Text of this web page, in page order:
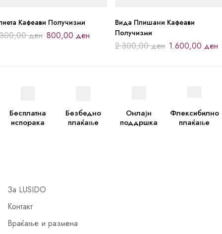
Кафеави Получизми
ден 800,00 ден
Вида Плишани Кафеави
Получизми
2.300,00ден 1.600,00 ден
Бесплатна
испорака
Безбедно
плаќање
Онлајн
поддршка
Флексибилно
плаќање
За LUSIDO
Контакт
Враќање и размена